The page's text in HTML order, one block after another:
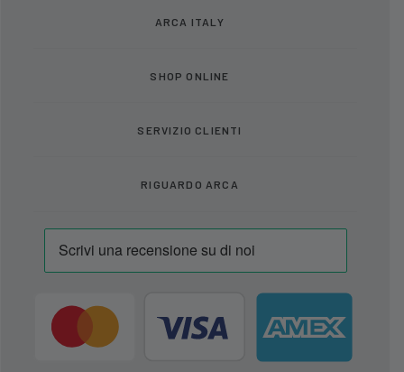
ARCA ITALY
SHOP ONLINE
SERVIZIO CLIENTI
RIGUARDO ARCA